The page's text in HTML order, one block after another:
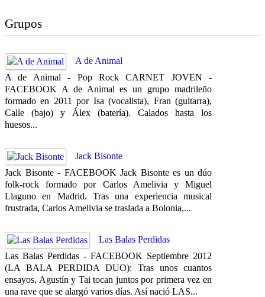
Grupos
A de Animal
A de Animal - Pop Rock CARNET JOVEN -
FACEBOOK A de Animal es un grupo madrileño
formado en 2011 por Isa (vocalista), Fran (guitarra),
Calle (bajo) y Álex (batería). Calados hasta los
huesos...
Jack Bisonte
Jack Bisonte - FACEBOOK Jack Bisonte es un dúo
folk-rock formado por Carlos Amelivia y Miguel
Llaguno en Madrid. Tras una experiencia musical
frustrada, Carlos Amelivia se traslada a Bolonia,...
Las Balas Perdidas
Las Balas Perdidas - FACEBOOK Septiembre 2012
(LA BALA PERDIDA DUO): Tras unos cuantos
ensayos, Agustín y Tai tocan juntos por primera vez en
una rave que se alargó varios días. Así nació LAS...